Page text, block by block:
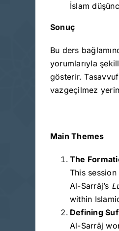
İslam
Sonuç
Bu ders
yorumlarıyla
gösterir.
vazgeçilmez
Main Themes
The
This
Al-Sarrāj’s
within
Defining
Al-Sarrāj